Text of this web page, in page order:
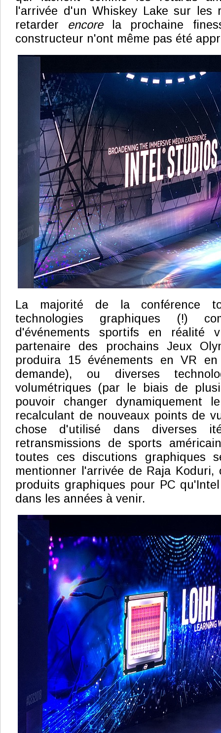
l'arrivée d'un Whiskey Lake sur les
retarder encorela prochaine
constructeur n'ont même pas été
La majorité de la conférence
technologies graphiques (!)
d'événements sportifs en réalité
partenaire des prochains Jeux
produira 15 événements en VR
demande), ou diverses
volumétriques (par le biais de
pouvoir changer dynamiquement
recalculant de nouveaux points de
chose d'utilisé dans diverses
retransmissions de sports
toutes ces discutions graphiques
mentionner l'arrivée de Raja Koduri,
produits graphiques pour PC
dans les années à venir.